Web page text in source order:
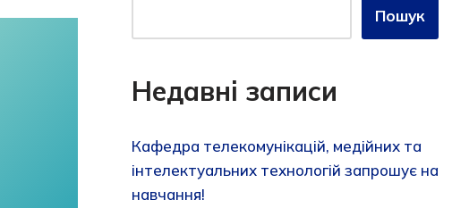
Пошук
Недавні записи
Кафедра телекомунікацій, медійних та
інтелектуальних технологій запрошує на
навчання!